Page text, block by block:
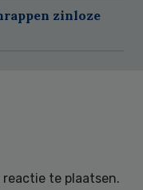
zinloze
reactie te plaatsen.